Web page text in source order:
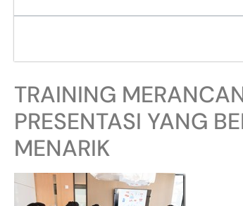
TRAINING
PRESENTASI YANG
MENARIK